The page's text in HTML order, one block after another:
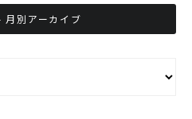
月別アーカイブ